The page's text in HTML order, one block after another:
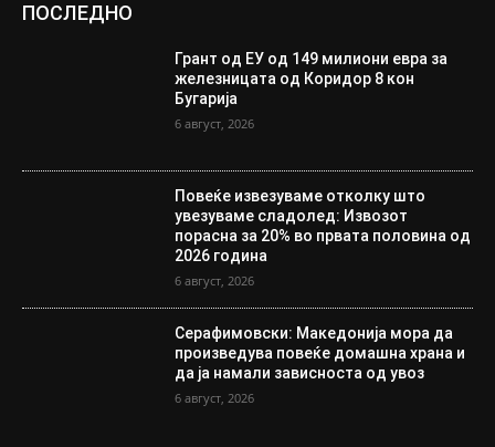
ПОСЛЕДНО
Грант од ЕУ од 149 милиони евра за
железницата од Коридор 8 кон
Бугарија
6 август, 2026
Повеќе извезуваме отколку што
увезуваме сладолед: Извозот
порасна за 20% во првата половина од
2026 година
6 август, 2026
Серафимовски: Македонија мора да
произведува повеќе домашна храна и
да ја намали зависноста од увоз
6 август, 2026